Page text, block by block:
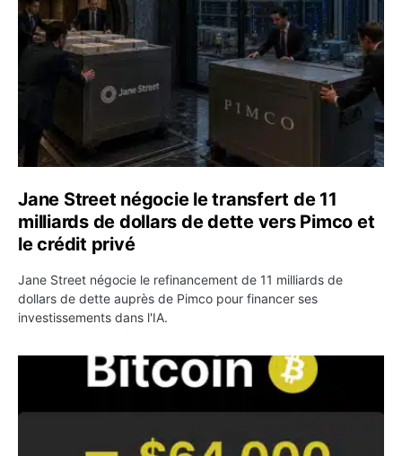
Jane Street négocie le transfert de 11
milliards de dollars de dette vers Pimco et
le crédit privé
Jane Street négocie le refinancement de 11 milliards de
dollars de dette auprès de Pimco pour financer ses
investissements dans l'IA.
Bitcoin stagne à 64 000 dollars pendant que les